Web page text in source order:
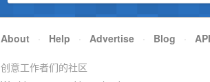
About · Help · Advertise · Blog · API
创意工作者们的社区